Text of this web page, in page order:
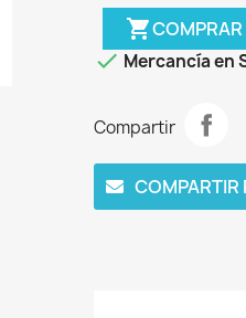
shopping_cart
 Mercancía en
Compartir
COMPARTIR